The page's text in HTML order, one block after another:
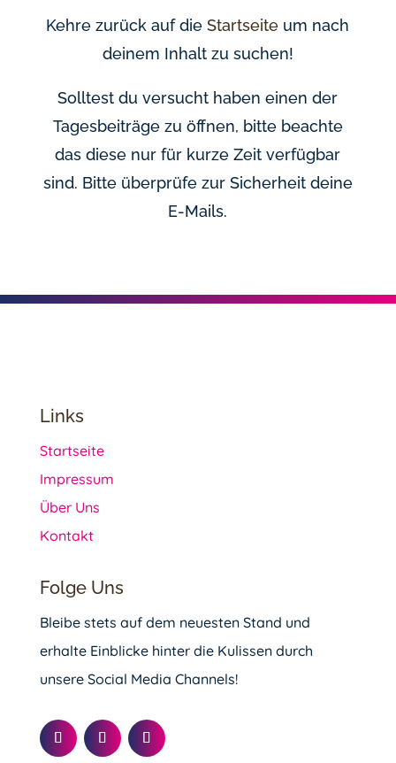
Kehre zurück auf dieStartseite um nach
deinem Inhalt zu suchen!
Solltest du versucht haben einen der
Tagesbeiträge zu öffnen, bitte beachte
das diese nur für kurze Zeit verfügbar
sind. Bitte überprüfe zur Sicherheit deine
E-Mails.
Links
Startseite
Impressum
Über Uns
Kontakt
Folge Uns
Bleibe stets auf dem neuesten Stand und
erhalte Einblicke hinter die Kulissen durch
unsere Social Media Channels!